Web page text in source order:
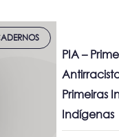
PIA –
Primeiras
Indígenas